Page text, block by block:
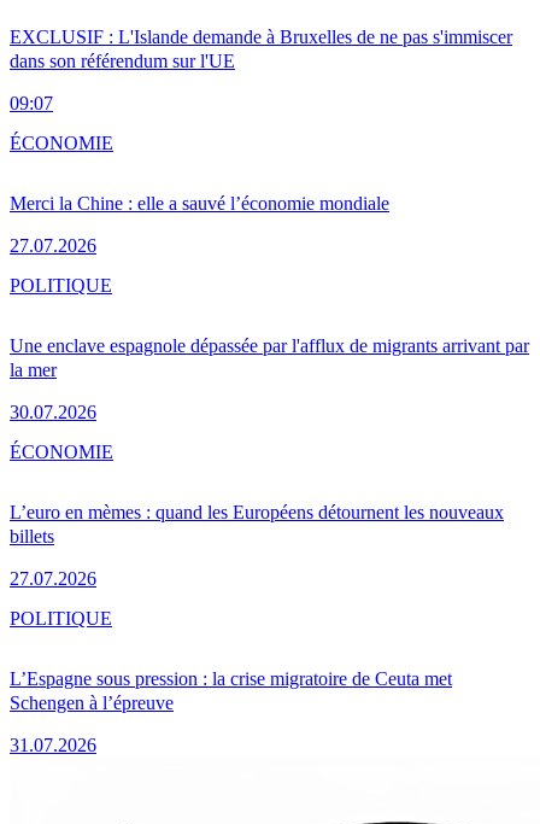
EXCLUSIF : L'Islande demande à Bruxelles de ne pas s'immiscer
dans son référendum sur l'UE
09:07
Merci la Chine : elle a sauvé l’économie mondiale
27.07.2026
ÉCONOMIE
Une enclave espagnole dépassée par l'afflux de migrants arrivant par
la mer
30.07.2026
POLITIQUE
L’euro en mèmes : quand les Européens détournent les nouveaux
billets
27.07.2026
ÉCONOMIE
L’Espagne sous pression : la crise migratoire de Ceuta met
Schengen à l’épreuve
31.07.2026
POLITIQUE